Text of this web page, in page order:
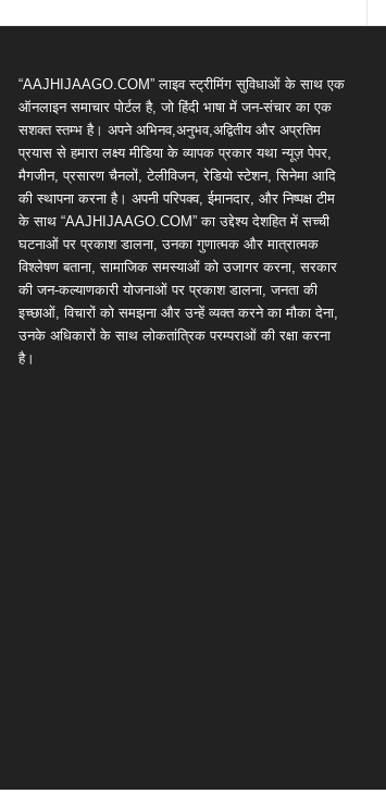
“AAJHIJAAGO.COM” लाइव स्ट्रीमिंग सुविधाओं के साथ एक
ऑनलाइन समाचार पोर्टल है, जो हिंदी भाषा में जन-संचार का एक
सशक्त स्तम्भ है। अपने अभिनव,अनुभव,अद्वितीय और अप्रतिम
प्रयास से हमारा लक्ष्य मीडिया के व्यापक प्रकार यथा न्यूज़ पेपर,
मैगजीन, प्रसारण चैनलों, टेलीविजन, रेडियो स्टेशन, सिनेमा आदि
की स्थापना करना है। अपनी परिपक्व, ईमानदार, और निष्पक्ष टीम
के साथ “AAJHIJAAGO.COM” का उद्देश्य देशहित में सच्ची
घटनाओं पर प्रकाश डालना, उनका गुणात्मक और मात्रात्मक
विश्लेषण बताना, सामाजिक समस्याओं को उजागर करना, सरकार
की जन-कल्याणकारी योजनाओं पर प्रकाश डालना, जनता की
इच्छाओं, विचारों को समझना और उन्हें व्यक्त करने का मौका देना,
उनके अधिकारों के साथ लोकतांत्रिक परम्पराओं की रक्षा करना
है।